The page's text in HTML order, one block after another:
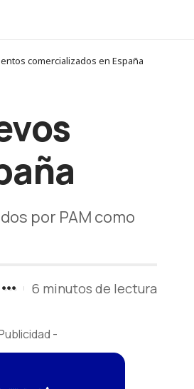
comercializados en España
por PAM como
6 minutos de lectura
-